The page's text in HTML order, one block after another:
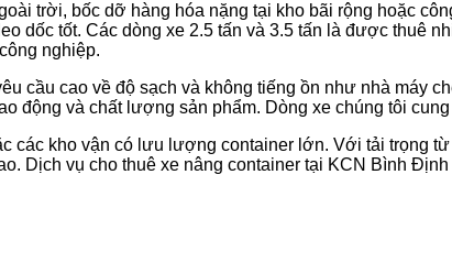
trời, bốc dỡ hàng hóa nặng tại kho bãi rộng hoặc
dốc tốt. Các dòng xe 2.5 tấn và 3.5 tấn là được thuê
nghiệp.
cầu cao về độ sạch và không tiếng ồn như nhà máy
động và chất lượng sản phẩm. Dòng xe chúng tôi
các kho vận có lưu lượng container lớn. Với tải trọng
Dịch vụ cho thuê xe nâng container tại KCN Bình